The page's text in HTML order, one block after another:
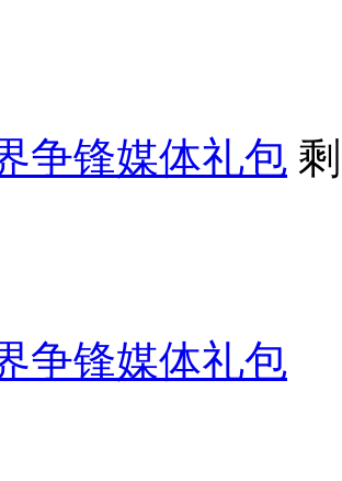
争锋媒体礼包
争锋媒体礼包